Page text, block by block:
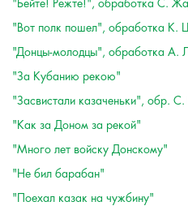
"Бейте! Режте!", обработка С.
"Вот полк пошел", обработка К.
"Донцы-молодцы", обработка А.
"За Кубанию рекою"
"Засвистали казаченьки", обр.
"Как за Доном за рекой"
"Много лет войску Донскому"
"Не бил барабан"
"Поехал казак на чужбину"